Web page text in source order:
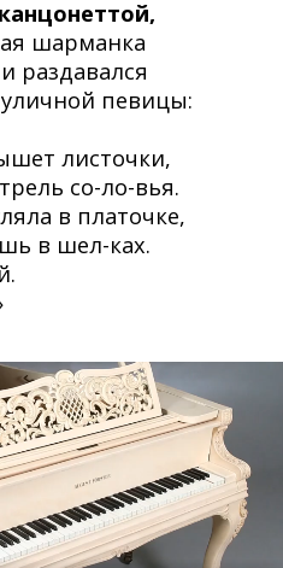
шарманка
раздавался
певицы:
листочки,
со-ло-вья.
в платочке,
в шел-ках.